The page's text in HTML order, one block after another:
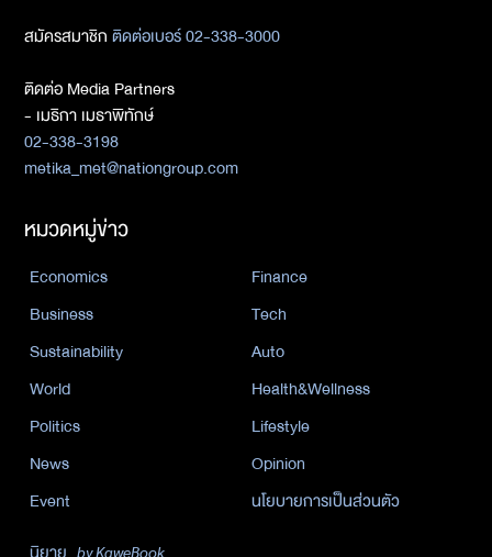
สมัครสมาชิกติดต่อเบอร์ 02-338-3000
ติดต่อ Media Partners
- เมธิกา เมธาพิทักษ์
02-338-3198
metika_met@nationgroup.com
หมวดหมู่ข่าว
Economics
Finance
Business
Tech
Sustainability
Auto
World
Health&Wellness
Politics
Lifestyle
News
Opinion
Event
นโยบายการเป็นส่วนตัว
by KaweBook